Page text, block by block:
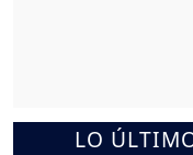
LO